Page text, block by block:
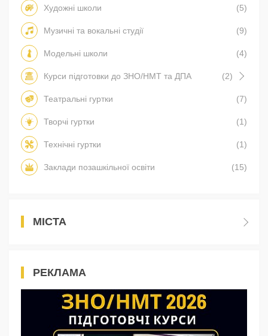
Художні школи (5)
Музичні та вокальні студії (9)
Модельні школи (4)
Курси підготовки до ЗНО/НМТ та ДПА (2)
Театральні гуртки (7)
Творчі гуртки (1)
Технічні гуртки (1)
Заклади позашкільної освіти (15)
МІСТА
РЕКЛАМА